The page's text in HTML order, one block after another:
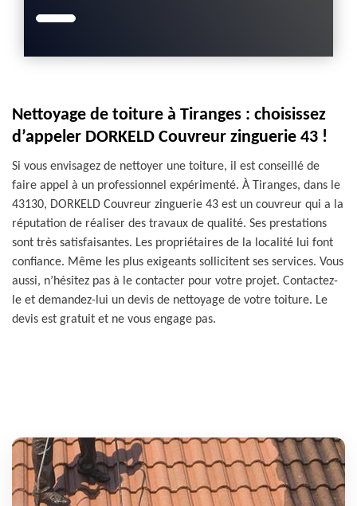
Nettoyage de toiture à Tiranges : choisissez
d’appeler DORKELD Couvreur zinguerie 43 !
Si vous envisagez de nettoyer une toiture, il est conseillé de
faire appel à un professionnel expérimenté. À Tiranges, dans le
43130, DORKELD Couvreur zinguerie 43 est un couvreur qui a la
réputation de réaliser des travaux de qualité. Ses prestations
sont très satisfaisantes. Les propriétaires de la localité lui font
confiance. Même les plus exigeants sollicitent ses services. Vous
aussi, n’hésitez pas à le contacter pour votre projet. Contactez-
le et demandez-lui un devis de nettoyage de votre toiture. Le
devis est gratuit et ne vous engage pas.